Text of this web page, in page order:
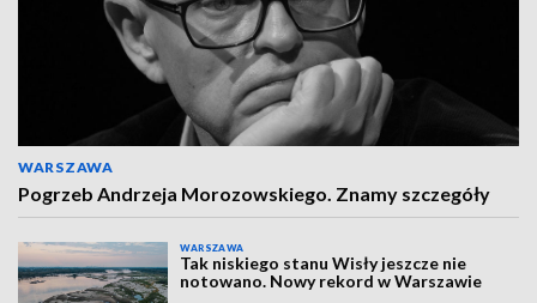
WARSZAWA
Pogrzeb Andrzeja Morozowskiego. Znamy szczegóły
WARSZAWA
Tak niskiego stanu Wisły jeszcze nie
notowano. Nowy rekord w Warszawie